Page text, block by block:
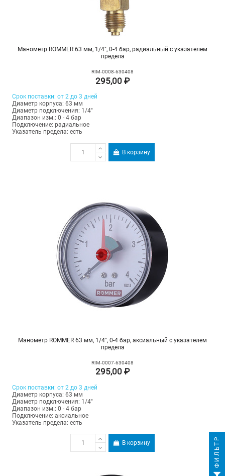
Манометр ROMMER 63 мм, 1/4", 0-4 бар, радиальный с указателем
предела
RIM-0008-630408
295,00 ₽
Срок поставки: от 2 до 3 дней
Диаметр корпуса: 63 мм
Диаметр подключения: 1/4"
Диапазон изм.: 0 - 4 бар
Подключение: радиальное
Указатель предела: есть
В корзину
Манометр ROMMER 63 мм, 1/4", 0-4 бар, аксиальный с указателем
предела
RIM-0007-630408
295,00 ₽
Срок поставки: от 2 до 3 дней
Диаметр корпуса: 63 мм
Диаметр подключения: 1/4"
Диапазон изм.: 0 - 4 бар
Подключение: аксиальное
Указатель предела: есть
В корзину ФИЛЬТР